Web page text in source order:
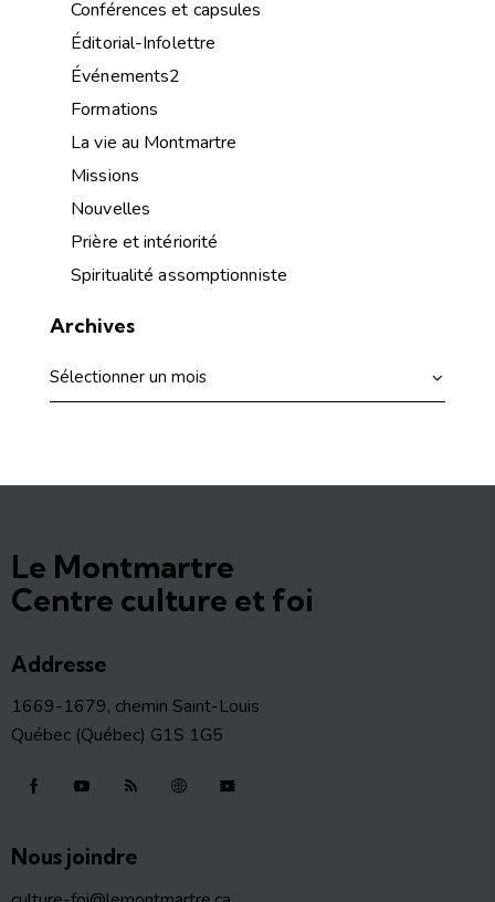
Conférences et capsules
Éditorial-Infolettre
Événements2
Formations
La vie au Montmartre
Missions
Nouvelles
Prière et intériorité
Spiritualité assomptionniste
Archives
Le Montmartre
Centre culture et foi
Addresse
1669-1679, chemin Saint-Louis
Québec (Québec) G1S 1G5
Nous joindre